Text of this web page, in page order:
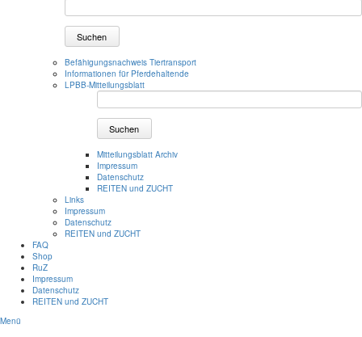
Suchen
Befähigungsnachweis Tiertransport
Informationen für Pferdehaltende
LPBB-Mitteilungsblatt
Suchen
Mitteilungsblatt Archiv
Impressum
Datenschutz
REITEN und ZUCHT
Links
Impressum
Datenschutz
REITEN und ZUCHT
FAQ
Shop
RuZ
Impressum
Datenschutz
REITEN und ZUCHT
Menü